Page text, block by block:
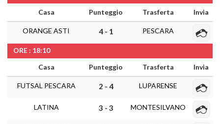
Casa
Punteggio Trasferta Invia
ORANGE ASTI 4 - 1 PESCARA
ORE : 18:10
Casa
Punteggio Trasferta Invia
FUTSAL PESCARA 2 - 4 LUPARENSE
LATINA 3 - 3 MONTESILVANO